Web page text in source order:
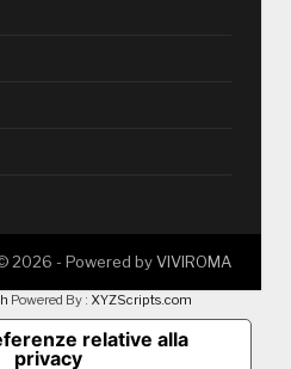
2026 - Powered byVIVIROMA
Powered By : XYZScripts.com
relative alla
privacy